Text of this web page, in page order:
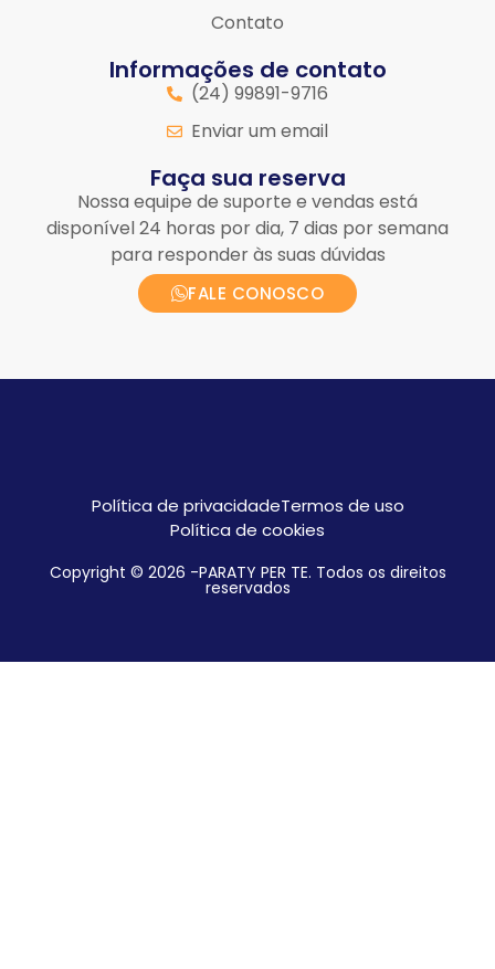
Contato
Informações de contato
(24) 99891-9716
Enviar um email
Faça sua reserva
Nossa equipe de suporte e vendas está
disponível 24 horas por dia, 7 dias por semana
para responder às suas dúvidas
FALE CONOSCO
Política de privacidadeTermos de uso
Política de cookies
Copyright © 2026 -PARATY PER TE. Todos os direitos
reservados